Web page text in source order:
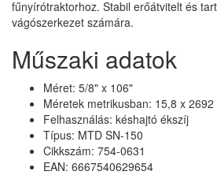
fűnyírótraktorhoz. Stabil erőátvitelt és
vágószerkezet számára.
Műszaki adatok
Méret: 5/8" x 106"
Méretek metrikusban: 15,8 x 2692
Felhasználás: késhajtó ékszíj
Típus: MTD SN-150
Cikkszám: 754-0631
EAN: 6667540629654